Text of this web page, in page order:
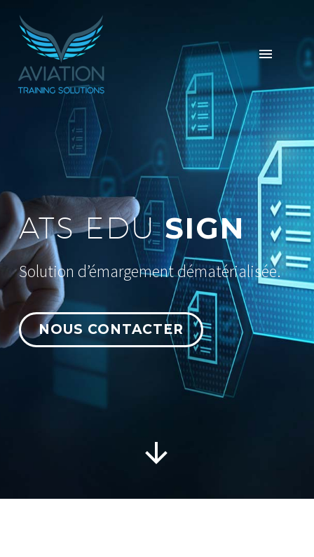
ATS EDUSIGN
Solution d’émargement dématérialisée.
NOUS CONTACTER

